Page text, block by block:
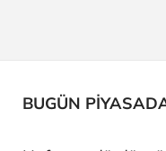
BUGÜN